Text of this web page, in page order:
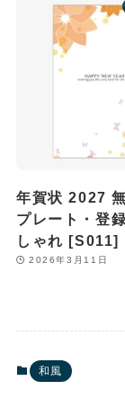
年賀状 2027
プレート・登
しゃれ [S011]
2026年3月11日
和風